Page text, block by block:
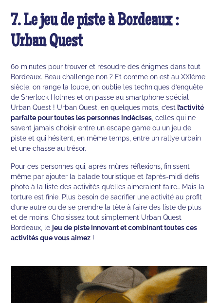
7. Le jeu de piste à Bordeaux :
Urban Quest
60 minutes pour trouver et résoudre des énigmes dans tout
Bordeaux. Beau challenge non ? Et comme on est au XXIème
siècle, on range la loupe, on oublie les techniques d’enquête
de Sherlock Holmes et on passe au smartphone spécial
Urban Quest ! Urban Quest, en quelques mots, c’est l’activité
parfaite pour toutes les personnes indécises , celles qui ne
savent jamais choisir entre un escape game ou un jeu de
piste et qui hésitent, en même temps, entre un rallye urbain
et une chasse au trésor.
Pour ces personnes qui, après mûres réflexions, finissent
même par ajouter la balade touristique et l’après-midi défis
photo à la liste des activités qu’elles aimeraient faire… Mais la
torture est finie. Plus besoin de sacrifier une activité au profit
d’une autre ou de se prendre la tête à faire des liste de plus
et de moins. Choisissez tout simplement Urban Quest
Bordeaux, le jeu de piste innovant et combinant toutes ces
activités que vous aimez !